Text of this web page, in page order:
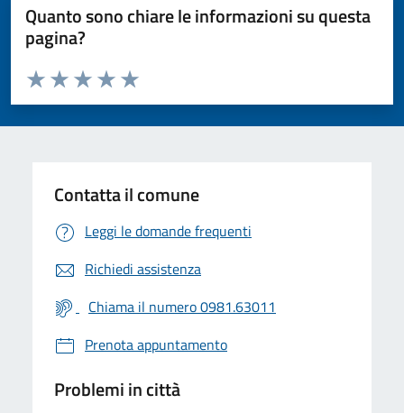
Quanto sono chiare le informazioni su questa
pagina?
Valuta da 1 a 5 stelle la pagina
Valuta 5 stelle su 5
Valuta 4 stelle su 5
Valuta 3 stelle su 5
Valuta 2 stelle su 5
Valuta 1 stelle su 5
Contatta il comune
Leggi le domande frequenti
Richiedi assistenza
Chiama il numero 0981.63011
Prenota appuntamento
Problemi in città